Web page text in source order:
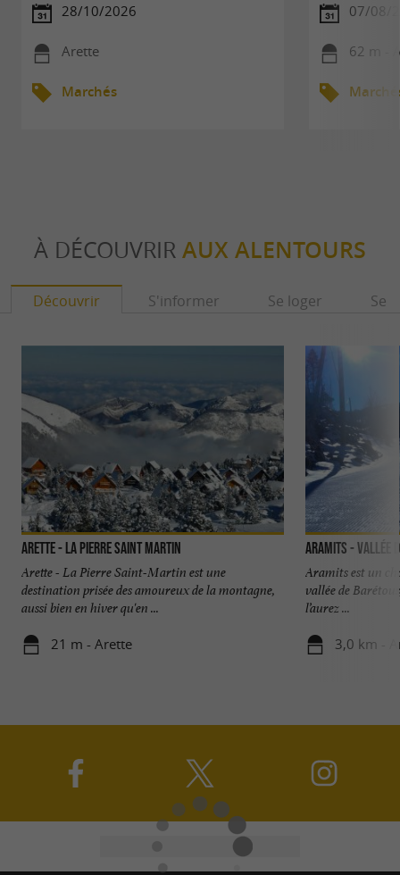
28/10/2026
Arette
Marchés
07/08/
62 m -
À DÉCOUVRIR AUX ALENTOURS
Découvrir S'informer Se loger Se
Arette - La Pierre Saint Martin
Arette - La Pierre Saint-Martin est une
destination prisée des amoureux de la montagne,
aussi bien en hiver qu'en ...
21 m - Arette
Aramits - Vallée
Aramits est un
vallée de
l’aurez ...
3,0 km -